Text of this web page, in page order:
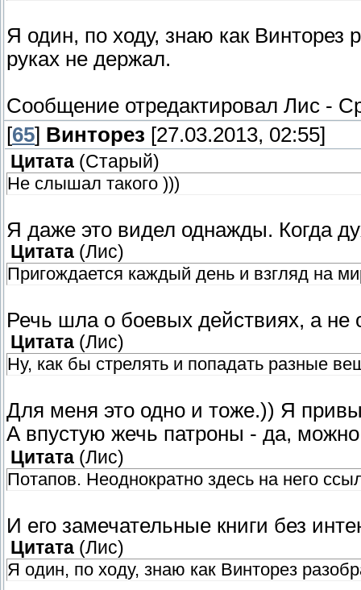
Я один, по ходу, знаю как Винторез
руках не держал.
Сообщение отредактировал Лис -
[65] Винторез [27.03.2013, 02:55]
Цитата (Старый)
Не слышал такого )))
Я даже это видел однажды. Когда
Цитата (Лис)
Пригождается каждый день и взгляд на
Речь шла о боевых действиях, а не
Цитата (Лис)
Ну, как бы стрелять и попадать разные
Для меня это одно и тоже.)) Я
А впустую жечь патроны - да,
Цитата (Лис)
Потапов. Неоднократно здесь на него
И его замечательные книги без
Цитата (Лис)
Я один, по ходу, знаю как Винторез